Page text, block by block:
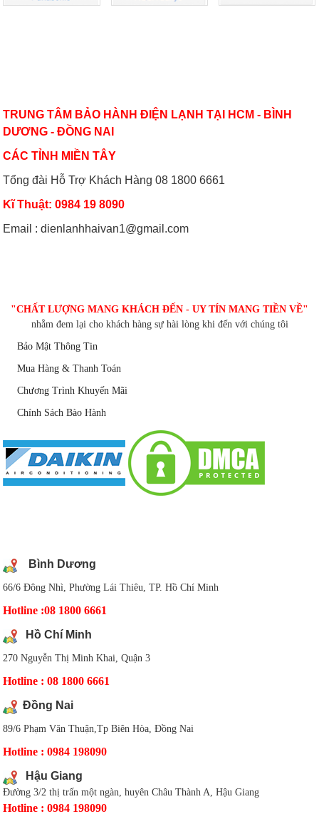
TRUNG TÂM BẢO HÀNH ĐIỆN LẠNH TẠI HCM - BÌNH
DƯƠNG - ĐỒNG NAI
CÁC TỈNH MIỀN TÂY
Tổng đài Hỗ Trợ Khách Hàng 08 1800 6661
Kĩ Thuật: 0984 19 8090
Email : dienlanhhaivan1@gmail.com
"CHẤT LƯỢNG MANG KHÁCH ĐẾN - UY TÍN MANG TIỀN VỀ"
nhằm đem lại cho khách hàng sự hài lòng khi đến với chúng tôi
Bảo Mật Thông Tin
Mua Hàng & Thanh Toán
Chương Trình Khuyến Mãi
Chính Sách Bào Hành
Bình Dương
66/6 Đông Nhì, Phường Lái Thiêu, TP. Hồ Chí Minh
Hotline :08 1800 6661
Hồ Chí Minh
270 Nguyễn Thị Minh Khai, Quận 3
Hotline : 08 1800 6661
Đồng Nai
89/6 Phạm Văn Thuận,Tp Biên Hòa, Đồng Nai
Hotline : 0984 198090
Hậu Giang
Đường 3/2 thị trấn một ngàn, huyên Châu Thành A, Hậu Giang
Hotline : 0984 198090